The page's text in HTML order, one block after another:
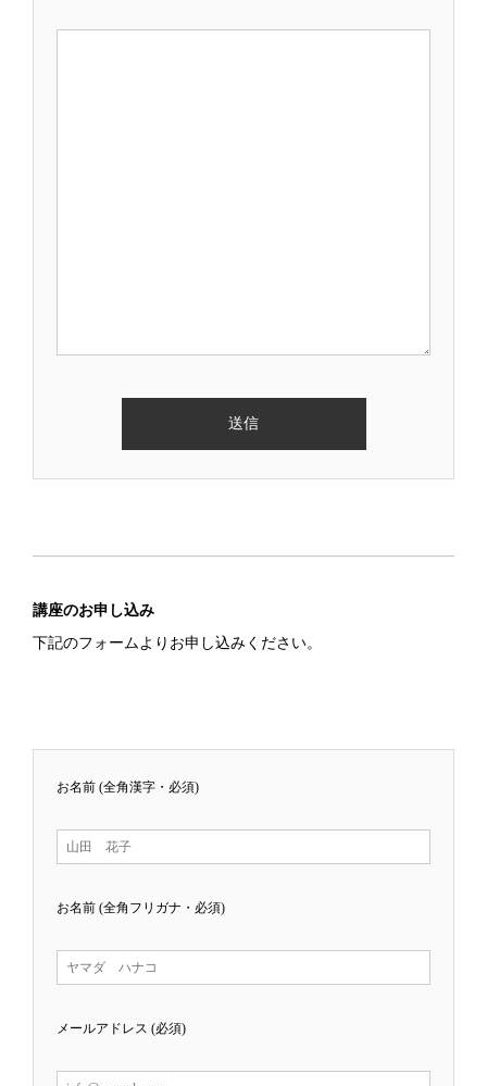
講座のお申し込み
下記のフォームよりお申し込みください。
お名前 (全角漢字・必須)
お名前 (全角フリガナ・必須)
メールアドレス (必須)